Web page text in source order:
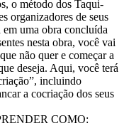
o método dos Taqui-
organizadores de seus
uma obra concluída
nesta obra, você vai
não quer e começar a
deseja. Aqui, você terá
incluindo
a cocriação dos seus
COMO: